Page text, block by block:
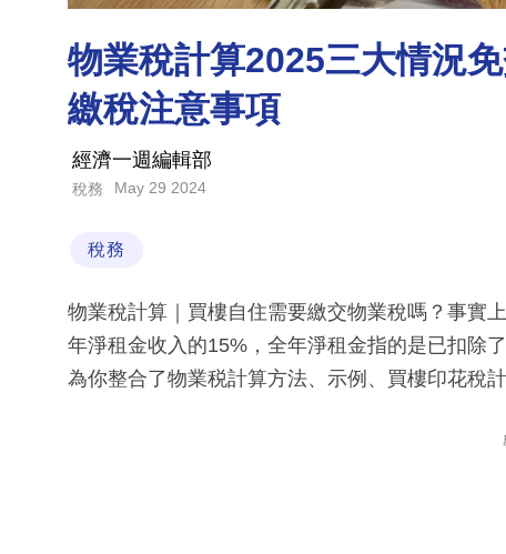
物業稅計算2025三大情況
繳稅注意事項
經濟一週編輯部
稅務 May 29 2024
稅務
物業稅計算｜買樓自住需要繳交物業稅嗎？事實
年淨租金收入的15%，全年淨租金指的是已扣除
為你整合了物業税計算方法、示例、買樓印花稅